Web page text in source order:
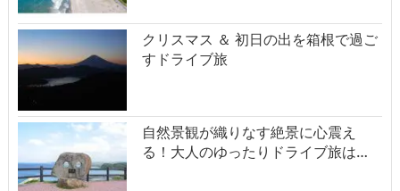
クリスマス ＆ 初日の出を箱根で過ご
すドライブ旅
自然景観が織りなす絶景に心震え
る！大人のゆったりドライブ旅は…